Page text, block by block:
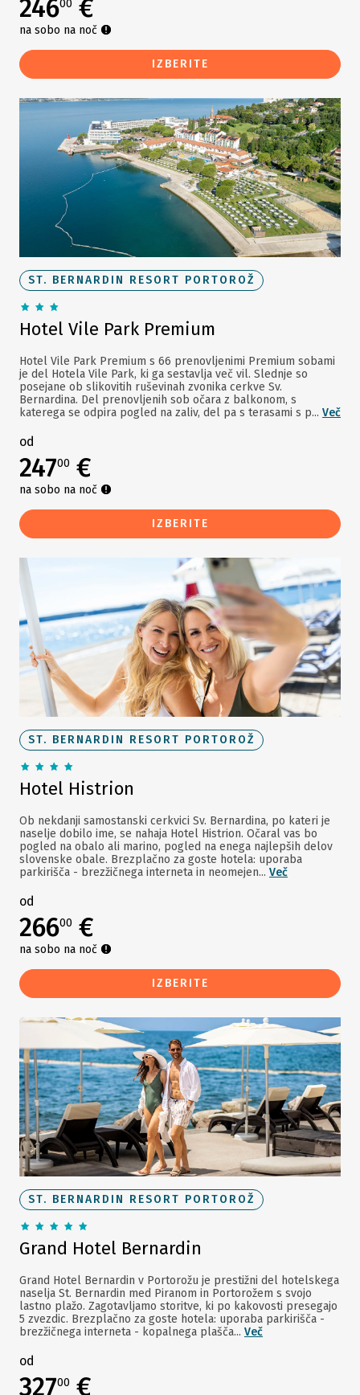
24600 €
na sobo na noč
IZBERITE
ST. BERNARDIN RESORT PORTOROŽ
Hotel Vile Park Premium
Hotel Vile Park Premium s 66 prenovljenimi Premium sobami
je del Hotela Vile Park, ki ga sestavlja več vil. Slednje so
posejane ob slikovitih ruševinah zvonika cerkve Sv.
Bernardina. Del prenovljenih sob očara z balkonom, s
katerega se odpira pogled na zaliv, del pa s terasami s p... Več
od
24700 €
na sobo na noč
IZBERITE
ST. BERNARDIN RESORT PORTOROŽ
Hotel Histrion
Ob nekdanji samostanski cerkvici Sv. Bernardina, po kateri je
naselje dobilo ime, se nahaja Hotel Histrion. Očaral vas bo
pogled na obalo ali marino, pogled na enega najlepših delov
slovenske obale. Brezplačno za goste hotela: uporaba
parkirišča - brezžičnega interneta in neomejen... Več
od
26600 €
na sobo na noč
IZBERITE
ST. BERNARDIN RESORT PORTOROŽ
Grand Hotel Bernardin
Grand Hotel Bernardin v Portorožu je prestižni del hotelskega
naselja St. Bernardin med Piranom in Portorožem s svojo
lastno plažo. Zagotavljamo storitve, ki po kakovosti presegajo
5 zvezdic. Brezplačno za goste hotela: uporaba parkirišča -
brezžičnega interneta - kopalnega plašča... Več
od
32700 €